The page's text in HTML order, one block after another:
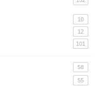
10
12
101
58
55